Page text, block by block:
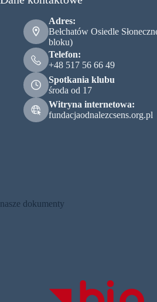
Adres:
Bełchatów Osiedle
bloku)
Telefon:
+48 517 56 66 49
Spotkania klubu
środa od 17
Witryna internetowa:
fundacjaodnalezcsens.org.pl
seniorów
nasze dokumenty